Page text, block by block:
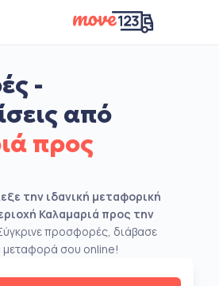
-
από
προς
την ιδανική μεταφορική
Καλαμαριά προς την
προσφορές, διάβασε
μεταφορά σου online!